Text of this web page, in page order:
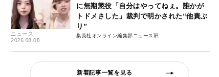
ニュース
2026.08.08
に無期懲役「自分はやってねぇ。誰かが
トドメさした」裁判で明かされた“他責ぶ
り”
集英社オンライン編集部ニュース班
新着記事一覧を見る